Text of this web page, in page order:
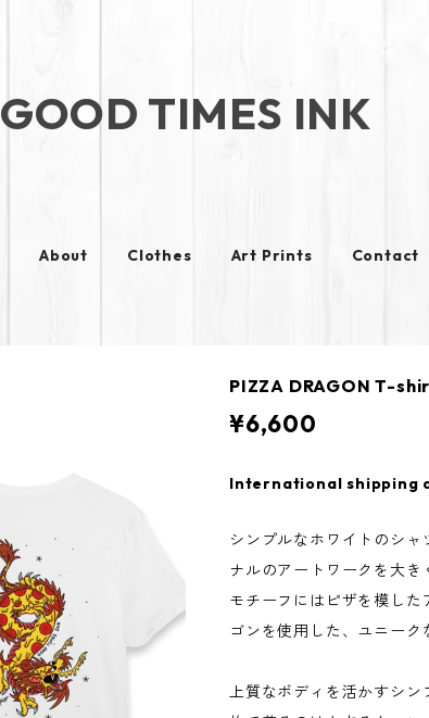
GOOD TIMES INK
About Clothes Art Prints Contact
PIZZA DRAGON T-
¥6,600
International shipping
シンプルなホワイトのシ
ナルのアートワークを大き
モチーフにはピザを模し
ゴンを使用した、ユニーク
上質なボディを活かすシン